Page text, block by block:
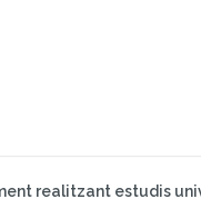
realitzant estudis